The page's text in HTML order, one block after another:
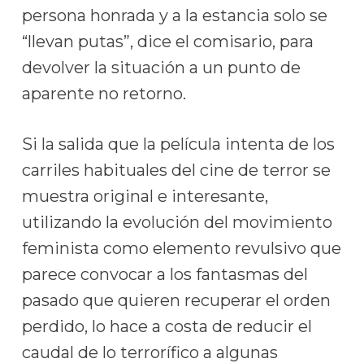
persona honrada y a la estancia solo se
“llevan putas”, dice el comisario, para
devolver la situación a un punto de
aparente no retorno.
Si la salida que la película intenta de los
carriles habituales del cine de terror se
muestra original e interesante,
utilizando la evolución del movimiento
feminista como elemento revulsivo que
parece convocar a los fantasmas del
pasado que quieren recuperar el orden
perdido, lo hace a costa de reducir el
caudal de lo terrorífico a algunas